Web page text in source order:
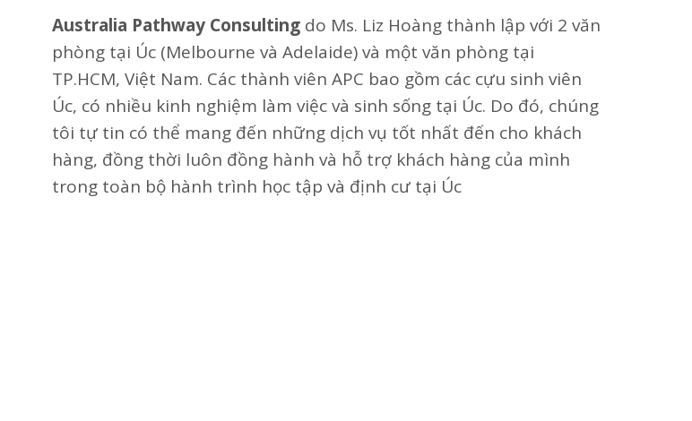
Australia Pathway Consulting do Ms. Liz Hoàng thành lập với 2 văn
phòng tại Úc (Melbourne và Adelaide) và một văn phòng tại
TP.HCM, Việt Nam. Các thành viên APC bao gồm các cựu sinh viên
Úc, có nhiều kinh nghiệm làm việc và sinh sống tại Úc. Do đó, chúng
tôi tự tin có thể mang đến những dịch vụ tốt nhất đến cho khách
hàng, đồng thời luôn đồng hành và hỗ trợ khách hàng của mình
trong toàn bộ hành trình học tập và định cư tại Úc